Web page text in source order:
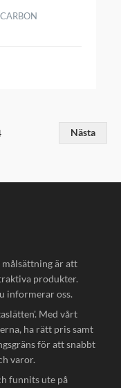
Nästa
är att
produkter.
informerar oss.
Med vårt
ha rätt pris samt
för att snabbt
varor.
funnits ute på